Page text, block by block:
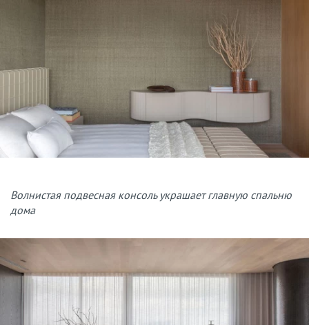
Волнистая подвесная консоль украшает главную спальню
дома